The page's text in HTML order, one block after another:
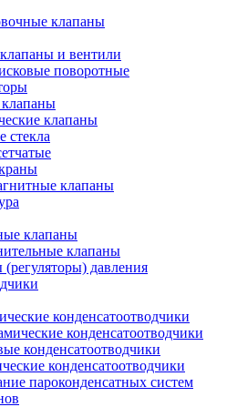
клапаны
и вентили
поворотные
клапаны
стекла
клапаны
клапаны
клапаны
(регуляторы) давления
конденсатоотводчики
конденсатоотводчики
конденсатоотводчики
конденсатоотводчики
пароконденсатных систем